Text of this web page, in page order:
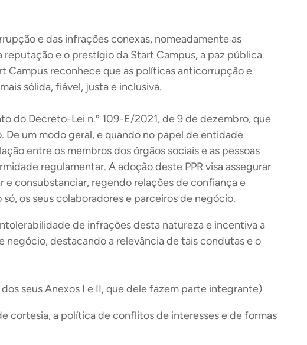
e das infrações conexas, nomeadamente as
reputação e o prestígio da Start Campus, a paz pública
Campus reconhece que as políticas anticorrupção e
sólida, fiável, justa e inclusiva.
do Decreto-Lei n.º 109-E/2021, de 9 de dezembro, que
um modo geral, e quando no papel de entidade
entre os membros dos órgãos sociais e as pessoas
regulamentar. A adoção deste PPR visa assegurar
consubstanciar, regendo relações de confiança e
os seus colaboradores e parceiros de negócio.
de infrações desta natureza e incentiva a
destacando a relevância de tais condutas e o
seus Anexos I e II, que dele fazem parte integrante)
cortesia, a política de conflitos de interesses e de formas